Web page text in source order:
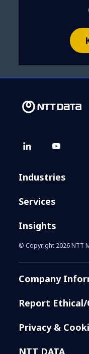
Industries
Services
Insights
© Copyright 2026 NTT
Company
Report Ethical/
Privacy &